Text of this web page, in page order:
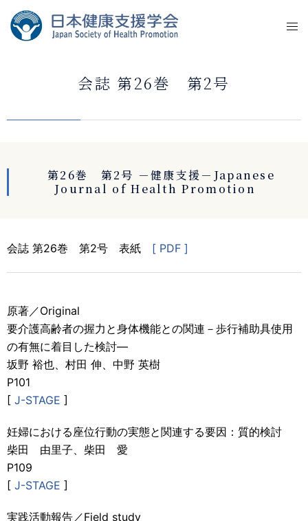
会誌 第26巻 第2号
第26巻 第2号 －健康支援－Japanese
Journal of Health Promotion
会誌 第26巻 第2号 表紙 [ PDF ]
原著／Original
要介護高齢者の握力と身体機能との関連－歩行補助具使用
の有無に着目した検討―
坂野 裕也、村田 伸、中野 英樹
P101
[ J-STAGE ]
妊婦における座位行動の実態と関連する要因：質的検討
柴田 由里子、柴田 愛
P109
[ J-STAGE ]
実践活動報告／Field study